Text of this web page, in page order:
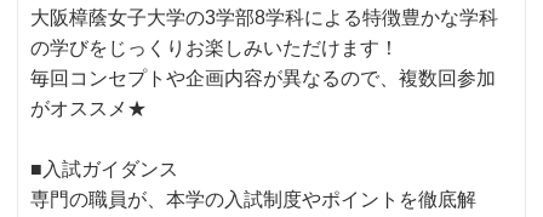
大阪樟蔭女子大学の3学部8学科による特徴豊かな学科
の学びをじっくりお楽しみいただけます！
毎回コンセプトや企画内容が異なるので、複数回参加
がオススメ★
■入試ガイダンス
専門の職員が、本学の入試制度やポイントを徹底解